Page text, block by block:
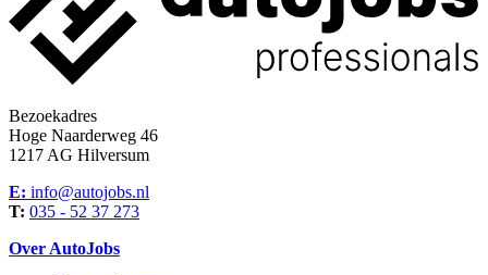
Bezoekadres
Hoge Naarderweg 46
1217 AG Hilversum
E: info@autojobs.nl
T: 035 - 52 37 273
Over AutoJobs